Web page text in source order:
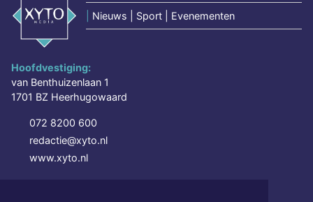
Nieuws | Sport | Evenementen
Hoofdvestiging:
van Benthuizenlaan 1
1701 BZ Heerhugowaard
072 8200 600
redactie@xyto.nl
www.xyto.nl